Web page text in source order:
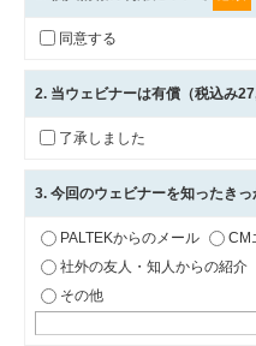
同意する
2. 当ウェビナーは有償（税込み
了承しました
3. 今回のウェビナーを知ったき
PALTEKからのメール CM
社外の友人・知人からの紹介
その他